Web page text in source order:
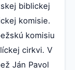
biblickej
komisie.
komisiu
cirkvi. V
Ján Pavol